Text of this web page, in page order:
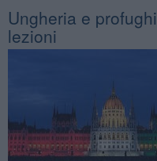
Ungheria e
lezioni